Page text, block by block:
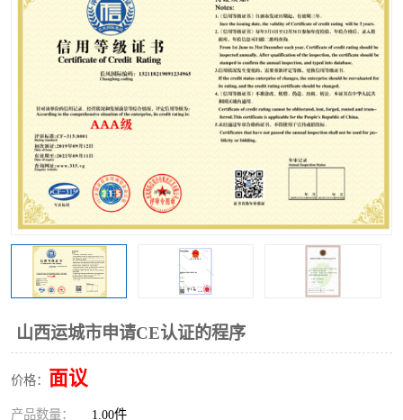
山西运城市申请CE认证的程序
价格： 面议
产品数量： 1.00件